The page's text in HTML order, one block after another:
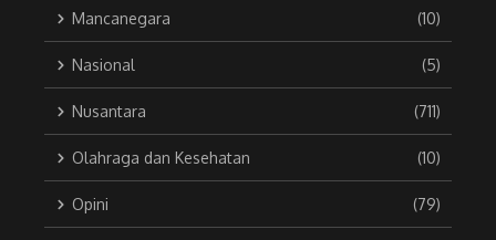
Mancanegara (10)
Nasional (5)
Nusantara (711)
Olahraga dan Kesehatan (10)
Opini (79)